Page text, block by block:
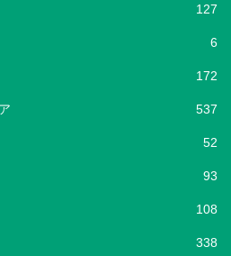
127
6
172
537
52
93
108
338